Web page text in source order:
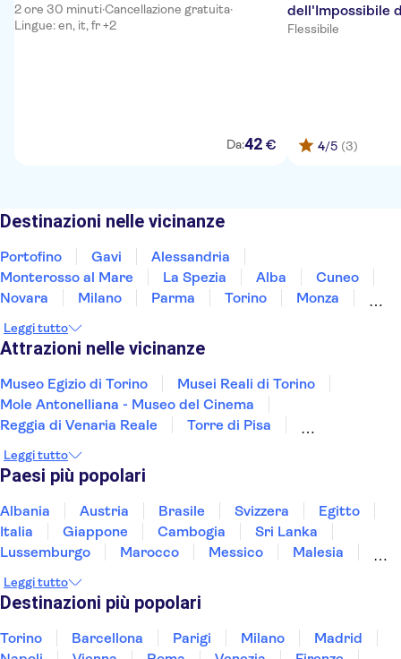
2 ore 30 minuti·Cancellazione gratuita·
Lingue: en, it, fr +2
Da:42 €
dell'Impossibile
Flessibile
4/5 (3)
Destinazioni nelle vicinanze
Portofino Gavi
Alessandria
Monterosso al Mare
La Spezia Alba
Cuneo
Novara
Milano Parma Torino
Monza
Leggi tutto
Attrazioni nelle vicinanze
Museo Egizio di Torino
Musei Reali di Torino
Mole Antonelliana - Museo del Cinema
Reggia di Venaria Reale
Torre di Pisa
Cenacolo Vinciano - L'Ultima Cena
Museum of Senses
Isole Borromee
Reggia di Caserta
Palazzo Ducale di Venezia
Murano e Burano
Leggi tutto
Paesi più popolari
Albania Austria Brasile Svizzera
Egitto
Italia
Giappone Cambogia
Sri Lanka
Lussemburgo
Marocco Messico
Malesia
Tunisia
Turchia Vietnam
Leggi tutto
Destinazioni più popolari
Torino Barcellona Parigi Milano
Madrid